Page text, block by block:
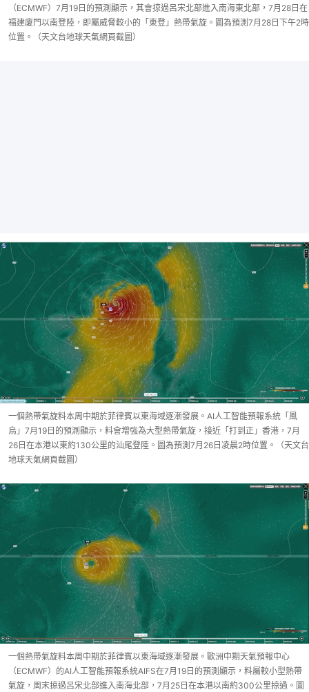
（ECMWF）7月19日的預測顯示，其會掠過呂宋北部進入南海東北部，7月28日在
福建廈門以南登陸，即屬威脅較小的「東登」熱帶氣旋。圖為預測7月28日下午2時
位置。（天文台地球天氣網頁截圖）
一個熱帶氣旋料本周中期於菲律賓以東海域逐漸發展。AI人工智能預報系統「風
烏」7月19日的預測顯示，料會增強為大型熱帶氣旋，接近「打到正」香港，7月
26日在本港以東約130公里的汕尾登陸。圖為預測7月26日凌晨2時位置。（天文台
地球天氣網頁截圖）
一個熱帶氣旋料本周中期於菲律賓以東海域逐漸發展。歐洲中期天氣預報中心
（ECMWF）的AI人工智能預報系統AIFS在7月19日的預測顯示，料屬較小型熱帶
氣旋，周末掠過呂宋北部進入南海北部，7月25日在本港以南約300公里掠過。圖